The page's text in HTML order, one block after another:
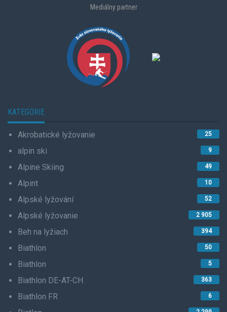
Mediálny partner
KATEGÓRIE
Akrobatické lyžovanie 25
alpin ski 9
Alpine Skiing 49
Alpint 10
Alpské lyžování 52
Alpské lyžovanie 2 905
Beh na lyžiach 394
Biathlon 50
Biathlon 5
Biathlon DE-AT-CH 363
Biathlon FR 6